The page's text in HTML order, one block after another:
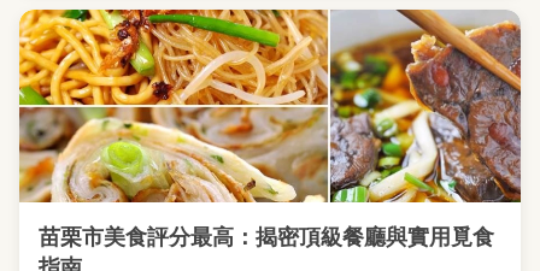
苗栗市美食評分最高：揭密頂級餐廳與實用覓食